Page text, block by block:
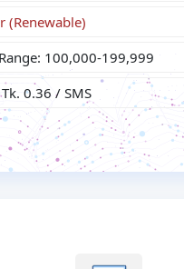
(Renewable)
100,000-199,999
Tk. 0.36 / SMS